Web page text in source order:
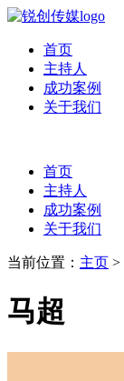
首页
主持人
成功案例
关于我们
首页
主持人
成功案例
关于我们
当前位置： 主页 >
马超